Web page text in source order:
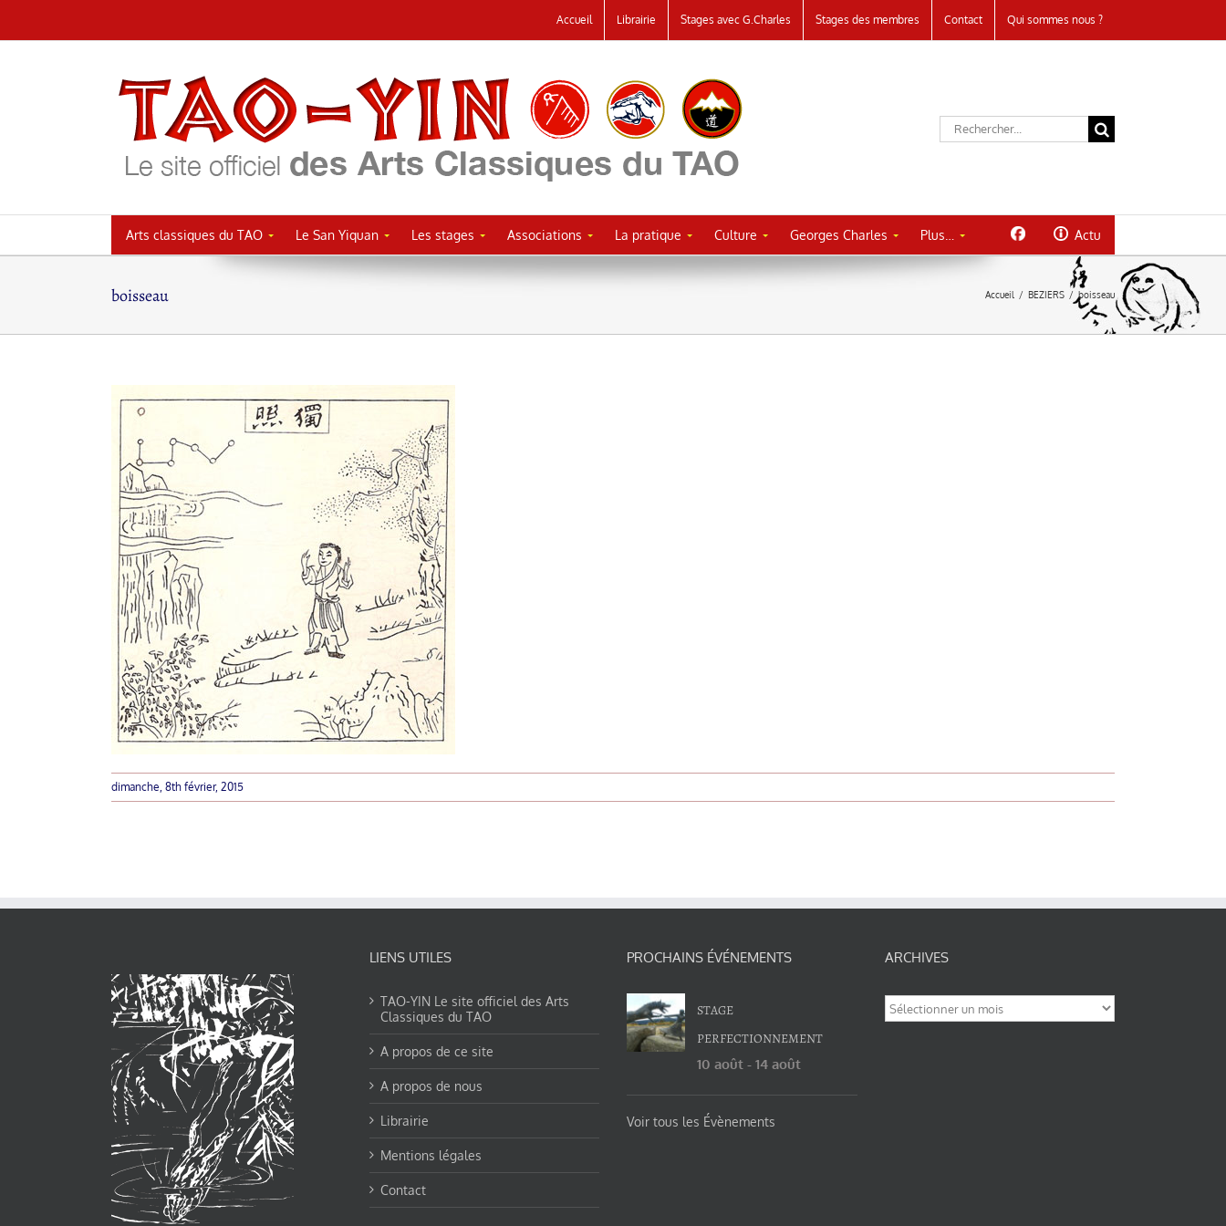
au
Accueil Librairie Stages avec G.Charles Stages des membres Contact Qui sommes nous ?
Rechercher:
Arts classiques du TAO Le San Yiquan Les stages Associations La pratique Culture Georges Charles Plus… Actu
boisseau Accueil / BEZIERS / boisseau
dimanche, 8th février, 2015
LIENS UTILES
TAO-YIN Le site officiel des Arts
Classiques du TAO
A propos de ce site
A propos de nous
Librairie
Mentions légales
Contact
PROCHAINS ÉVÉNEMENTS
STAGE
PERFECTIONNEMENT
10 août - 14 août
Voir tous les Évènements
ARCHIVES
Archives